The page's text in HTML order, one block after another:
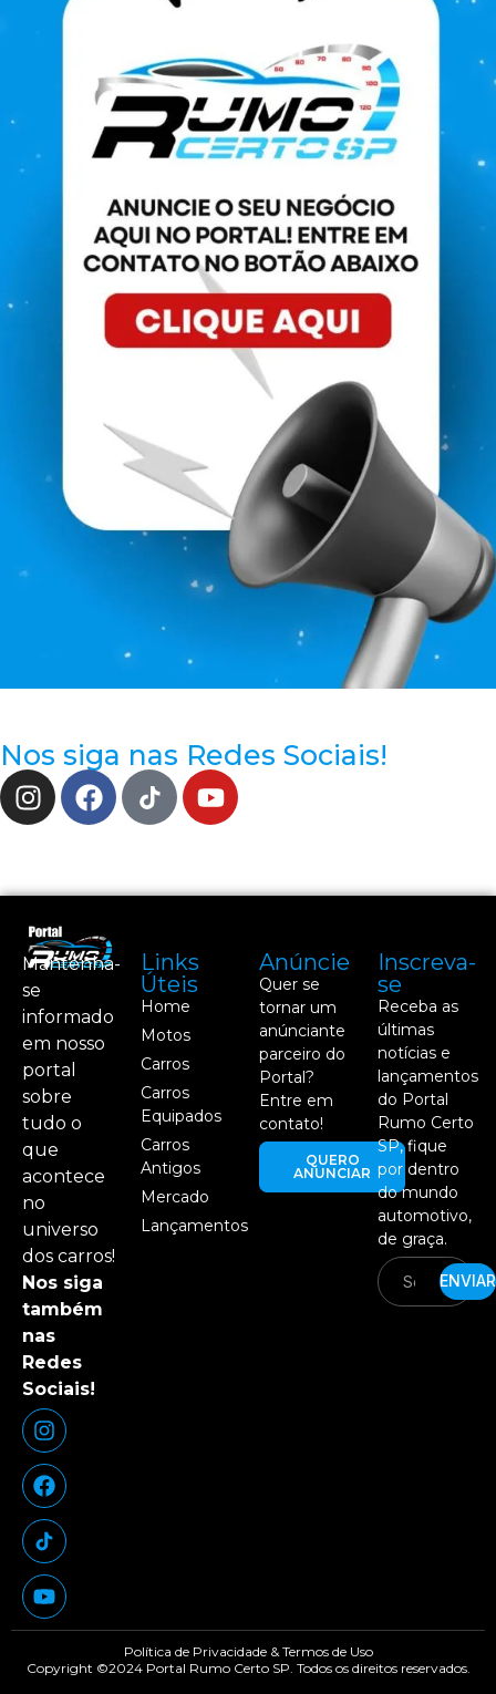
Nos siga nas Redes Sociais!
Mantenha-
se
informado
em nosso
portal
sobre
tudo o
que
acontece
no
universo
dos carros!
Nos siga
também
nas
Redes
Sociais!
Links
Úteis
Home
Motos
Carros
Carros
Equipados
Carros
Antigos
Mercado
Lançamentos
Anúncie
Quer se
tornar um
anúnciante
parceiro do
Portal?
Entre em
contato!
QUERO
ANUNCIAR
Inscreva-
se
Receba as
últimas
notícias e
lançamentos
do Portal
Rumo Certo
SP, fique
por dentro
do mundo
automotivo,
de graça.
ENVIAR
Copyright ©2024 Portal Rumo Certo SP. Todos os direitos reservados.
Política de Privacidade & Termos de Uso